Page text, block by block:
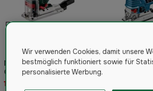
Metabo Stichsäge STE 100
Quick, Kunststoffkoffer
192,49 €
Bosch Gst
Wir verwenden Cookies, damit unsere
bestmöglich funktioniert sowie für
personalisierte Werbung.